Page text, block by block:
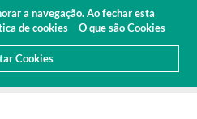
a navegação. Ao fechar esta
de cookies
O que são Cookies
Cookies
Área Cliente
(0)